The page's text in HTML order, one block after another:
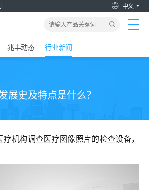
中文
兆丰动态 行业新闻
展史及特点是什么？
疗机构调查医疗图像照片的检查设备，